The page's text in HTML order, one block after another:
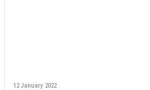
12 January 2022